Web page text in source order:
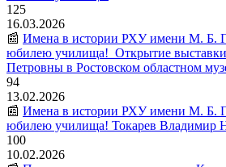
125
16.03.2026
📰 Имена в истории РХУ имени М. Б.
юбилею училища! Открытие
Петровны в Ростовском областном
94
13.02.2026
📰 Имена в истории РХУ имени М. Б.
юбилею училища! Токарев Владимир
100
10.02.2026